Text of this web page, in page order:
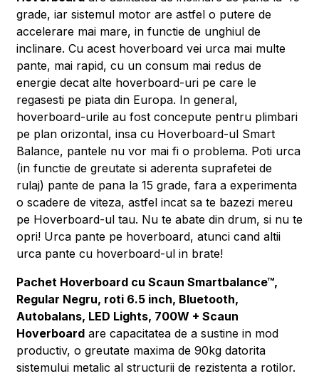
grade, iar sistemul motor are astfel o putere de
accelerare mai mare, in functie de unghiul de
inclinare. Cu acest hoverboard vei urca mai multe
pante, mai rapid, cu un consum mai redus de
energie decat alte hoverboard-uri pe care le
regasesti pe piata din Europa. In general,
hoverboard-urile au fost concepute pentru plimbari
pe plan orizontal, insa cu Hoverboard-ul Smart
Balance, pantele nu vor mai fi o problema. Poti urca
(in functie de greutate si aderenta suprafetei de
rulaj) pante de pana la 15 grade, fara a experimenta
o scadere de viteza, astfel incat sa te bazezi mereu
pe Hoverboard-ul tau. Nu te abate din drum, si nu te
opri! Urca pante pe hoverboard, atunci cand altii
urca pante cu hoverboard-ul in brate!
Pachet Hoverboard cu Scaun Smartbalance™,
Regular Negru, roti 6.5 inch, Bluetooth,
Autobalans, LED Lights, 700W + Scaun
Hoverboard are capacitatea de a sustine in mod
productiv, o greutate maxima de 90kg datorita
sistemului metalic al structurii de rezistenta a rotilor.